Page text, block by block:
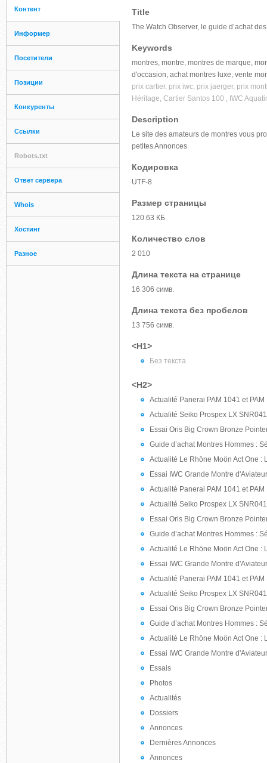
Контент
Информер
Посетители
Позиции
Конкуренты
Ссылки
Robots.txt
Ответ сервера
Whois
Хостинг
Разное
Title
The Watch Observer, le guide d’achat
Keywords
montres, montre, montres de marque,
d'occasion, achat montres luxe, vente
prix cartier, prix iwc, prix jaerger, prix
Héritage, Cartier Santos 100 , IWC
Description
Le site des amateurs de montres vous
petites Annonces.
Кодировка
UTF-8
Размер страницы
120.63 КБ
Количество слов
2 010
Длина текста на странице
16 306 симв.
Длина текста без пробелов
13 756 симв.
<H1>
Без текста
<H2>
Actualité Panerai PAM 1041 et
Actualité Seiko Prospex LX
Essai Oris Big Crown Bronze
Guide d’achat Montres Hommes :
Actualité Le Rhöne Moön Act One :
Essai IWC Grande Montre
Actualité Panerai PAM 1041 et
Actualité Seiko Prospex LX
Essai Oris Big Crown Bronze
Guide d’achat Montres Hommes :
Actualité Le Rhöne Moön Act One :
Essai IWC Grande Montre
Actualité Panerai PAM 1041 et
Actualité Seiko Prospex LX
Essai Oris Big Crown Bronze
Guide d’achat Montres Hommes :
Actualité Le Rhöne Moön Act One :
Essai IWC Grande Montre
Essais
Photos
Actualités
Dossiers
Annonces
Dernières Annonces
Annonces